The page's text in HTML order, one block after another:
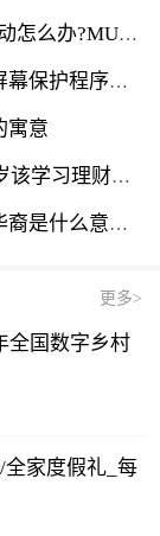
卡在60%的解决流程
么设置）|当前速读
寓意
会不会太迟？
侨居国生下的子女
更多>
全国数字乡村
家度假礼_每